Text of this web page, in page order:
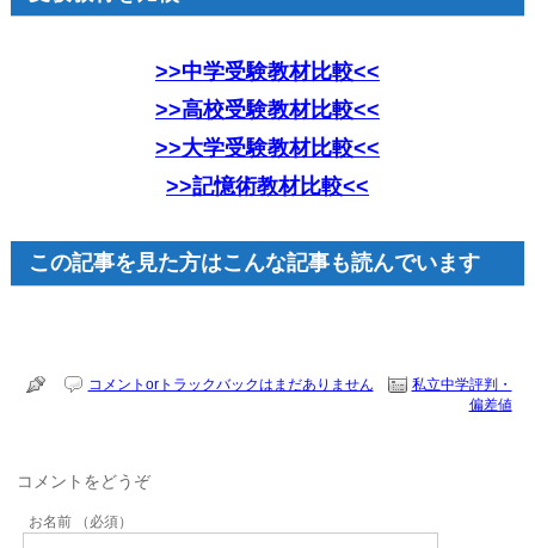
>>中学受験教材比較<<
>>高校受験教材比較<<
>>大学受験教材比較<<
>>記憶術教材比較<<
この記事を見た方はこんな記事も読んでいます
コメントorトラックバックはまだありません
私立中学評判・
偏差値
コメントをどうぞ
お名前 （必須）